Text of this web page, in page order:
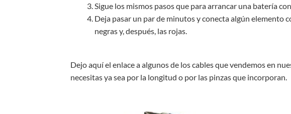
Sigue los mismos pasos que para arrancar una batería
Deja pasar un par de minutos y conecta algún elemento
negras y, después, las rojas.
Dejo aquí el enlace a algunos de los cables que vendemos en
necesitas ya sea por la longitud o por las pinzas que incorporan.